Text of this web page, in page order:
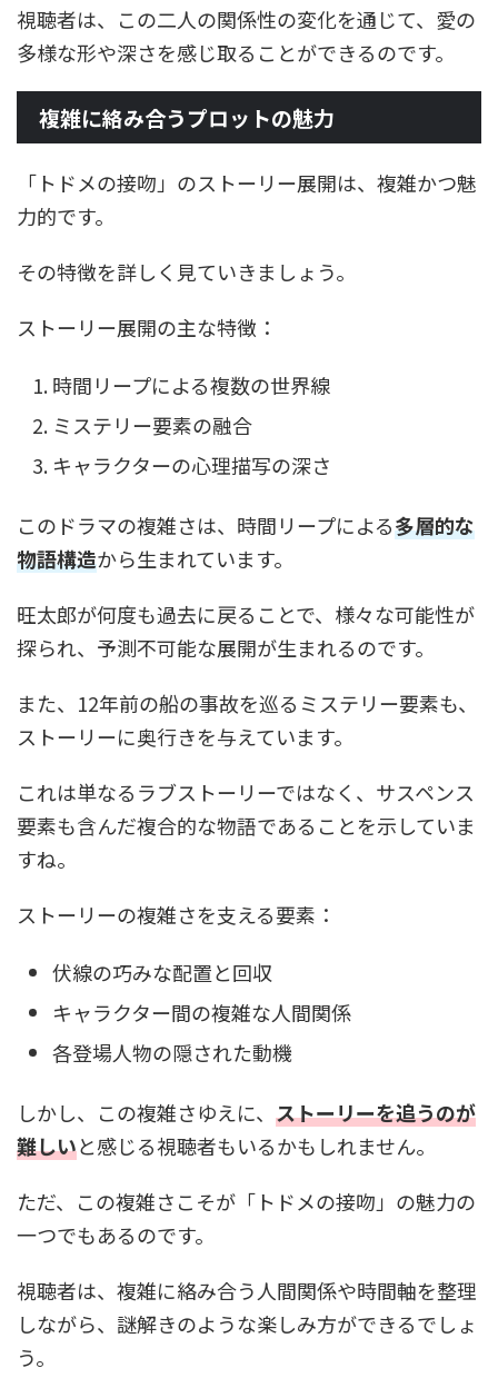
視聴者は、この二人の関係性の変化を通じて、愛の
多様な形や深さを感じ取ることができるのです。
複雑に絡み合うプロットの魅力
「トドメの接吻」のストーリー展開は、複雑かつ魅
力的です。
その特徴を詳しく見ていきましょう。
ストーリー展開の主な特徴：
時間リープによる複数の世界線
ミステリー要素の融合
キャラクターの心理描写の深さ
このドラマの複雑さは、時間リープによる多層的な
物語構造から生まれています。
旺太郎が何度も過去に戻ることで、様々な可能性が
探られ、予測不可能な展開が生まれるのです。
また、12年前の船の事故を巡るミステリー要素も、
ストーリーに奥行きを与えています。
これは単なるラブストーリーではなく、サスペンス
要素も含んだ複合的な物語であることを示していま
すね。
ストーリーの複雑さを支える要素：
伏線の巧みな配置と回収
キャラクター間の複雑な人間関係
各登場人物の隠された動機
しかし、この複雑さゆえに、 ストーリーを追うのが
難しいと感じる視聴者もいるかもしれません。
ただ、この複雑さこそが「トドメの接吻」の魅力の
一つでもあるのです。
視聴者は、複雑に絡み合う人間関係や時間軸を整理
しながら、謎解きのような楽しみ方ができるでしょ
う。